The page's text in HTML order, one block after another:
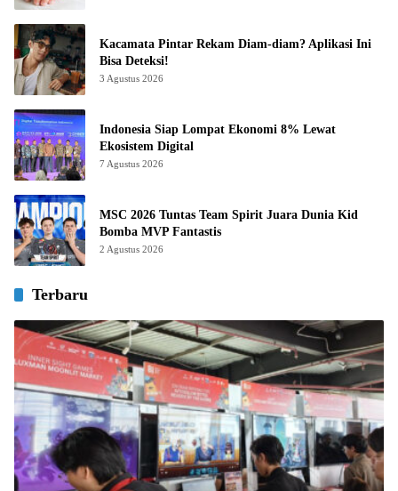
Kacamata Pintar Rekam Diam-diam? Aplikasi Ini
Bisa Deteksi!
3 Agustus 2026
Indonesia Siap Lompat Ekonomi 8% Lewat
Ekosistem Digital
7 Agustus 2026
MSC 2026 Tuntas Team Spirit Juara Dunia Kid
Bomba MVP Fantastis
2 Agustus 2026
Terbaru